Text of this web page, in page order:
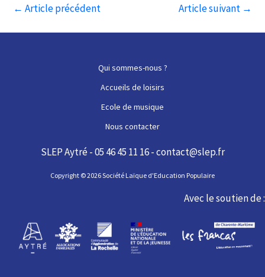
Navigation
← Article précédent Article suivant →
Qui sommes-nous ?
Accueils de loisirs
Ecole de musique
Nous contacter
SLEP Aytré - 05 46 45 11 16 - contact@slep.fr
Copyright © 2026 Société Laïque d'Education Populaire
Avec le soutien de :